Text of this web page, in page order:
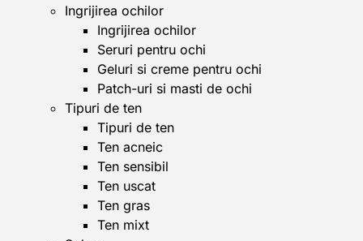
Ingrijirea ochilor
Ingrijirea ochilor
Seruri pentru ochi
Geluri si creme pentru ochi
Patch-uri si masti de ochi
Tipuri de ten
Tipuri de ten
Ten acneic
Ten sensibil
Ten uscat
Ten gras
Ten mixt